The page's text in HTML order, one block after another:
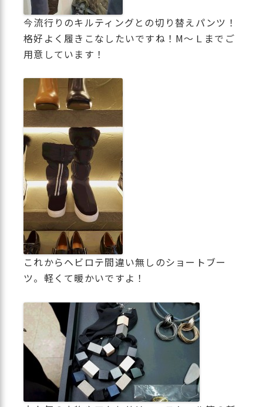
今流行りのキルティングとの切り替えパンツ！
格好よく履きこなしたいですね！M～Ｌまでご
用意しています！
これからヘビロテ間違い無しのショートブー
ツ。軽くて暖かいですよ！